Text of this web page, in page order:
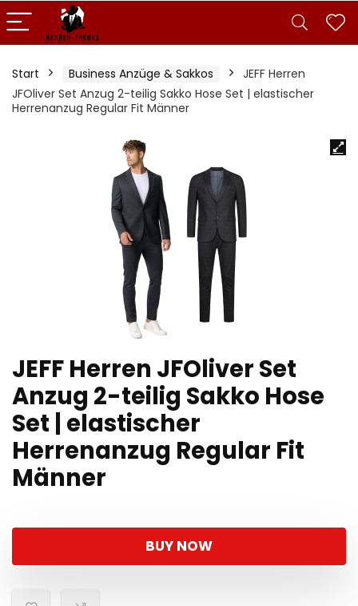
Start Business Anzüge & Sakkos
JEFF Herren
JFOliver Set Anzug 2-teilig Sakko Hose Set | elastischer
Herrenanzug Regular Fit Männer
JEFF Herren JFOliver Set
Anzug 2-teilig Sakko Hose
Set | elastischer
Herrenanzug Regular Fit
Männer
BUY NOW